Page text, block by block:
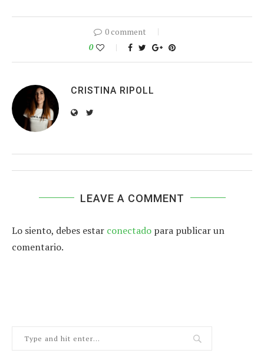
0 comment
0
CRISTINA RIPOLL
LEAVE A COMMENT
Lo siento, debes estar conectado para publicar un
comentario.